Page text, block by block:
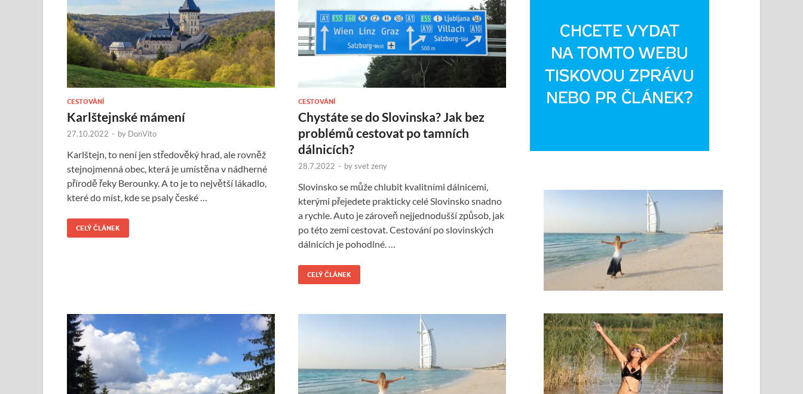
CESTOVÁNÍ
Karlštejnské mámení
27.10.2022 - by DonVito
Karlštejn, to není jen středověký hrad, ale rovněž
stejnojmenná obec, která je umístěna v nádherné
přírodě řeky Berounky. A to je to největší lákadlo,
které do míst, kde se psaly české …
CELÝ ČLÁNEK
CESTOVÁNÍ
Chystáte se do Slovinska? Jak bez
problémů cestovat po tamních
dálnicích?
28.7.2022 - bysvet zeny
Slovinsko se může chlubit kvalitními dálnicemi,
kterými přejedete prakticky celé Slovinsko snadno
a rychle. Auto je zároveň nejjednodušší způsob, jak
po této zemi cestovat. Cestování po slovinských
dálnicích je pohodlné. …
CELÝ ČLÁNEK